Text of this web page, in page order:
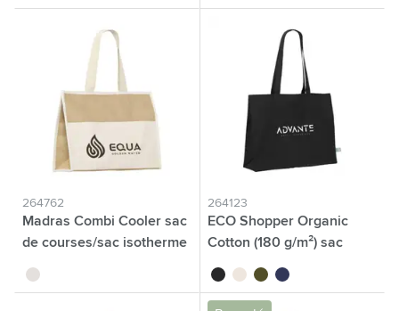
264762
Madras Combi Cooler sac
de courses/sac isotherme
naturel
264123
ECO Shopper Organic
Cotton (180 g/m²) sac
noir gris clairvert olivebleu marine